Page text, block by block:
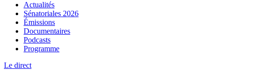
Actualités
Sénatoriales 2026
Émissions
Documentaires
Podcasts
Programme
Le direct